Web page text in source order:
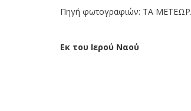
Πηγή φωτογραφιών: ΤΑ
Εκ του Ιερού Ναού